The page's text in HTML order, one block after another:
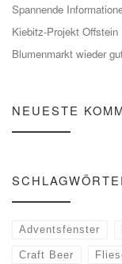
Spannende
Kiebitz-Projekt Offstein
Blumenmarkt wieder
NEUESTE
Adventsfenster
Craft Beer